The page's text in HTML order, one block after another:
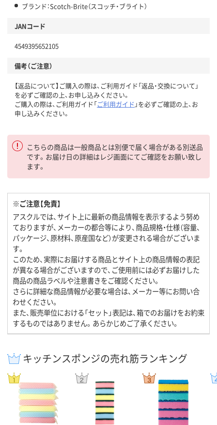
ブランド：Scotch-Brite（スコッチ・ブライト）
JANコード
4549395652105
備考（ご注意）
【返品について】ご購入の際は、ご利用ガイド「返品・交換について」
を必ずご確認の上、お申し込みください。
ご購入の際は、ご利用ガイド「ご利用ガイド 」を必ずご確認の上、お
申し込みください。
こちらの商品は一般商品とは別便で届く場合がある別送品
です。お届け日の詳細はレジ画面にてご確認をお願い致し
ます。
※ご注意【免責】
アスクルでは、サイト上に最新の商品情報を表示するよう努め
ておりますが、メーカーの都合等により、商品規格・仕様（容量、
パッケージ、原材料、原産国など）が変更される場合がございま
す。
このため、実際にお届けする商品とサイト上の商品情報の表記
が異なる場合がございますので、ご使用前には必ずお届けした
商品の商品ラベルや注意書きをご確認ください。
さらに詳細な商品情報が必要な場合は、メーカー等にお問い合
わせください。
また、販売単位における「セット」表記は、箱でのお届けをお約束
するものではありません。あらかじめご了承ください。
キッチンスポンジの売れ筋ランキング